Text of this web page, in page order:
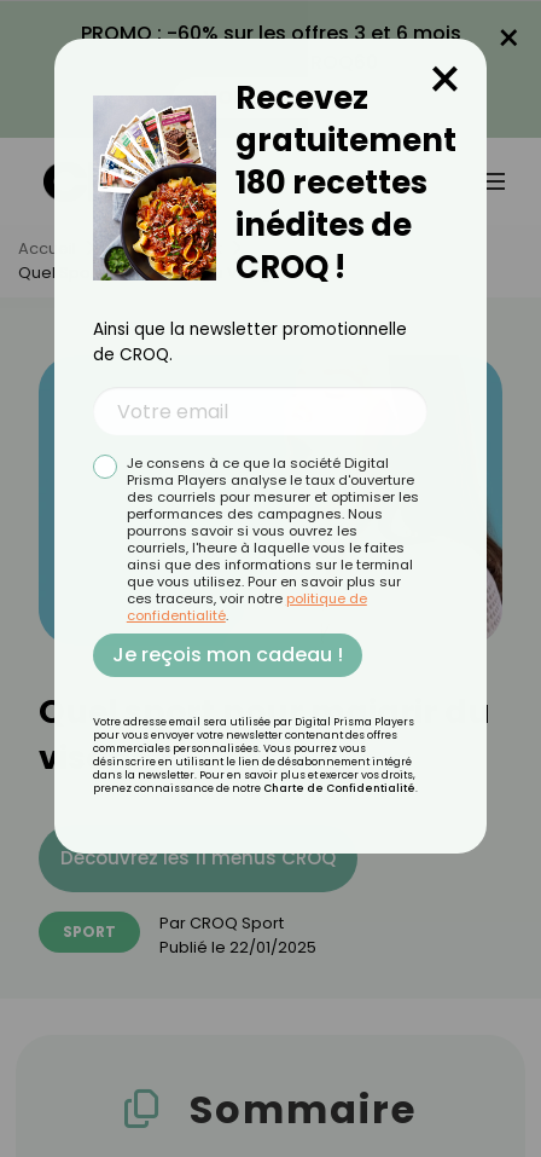
PROMO : -60% sur les offres 3 et 6 mois
VOIR LA PROMO
×
Accueil Actus
Sport
Quel Sport Pour Maigrir Du Visage ?
Quel sport pour maigrir du
visage ?
Découvrez les 11 menus CROQ
SPORT Par CROQ Sport
Publié le 22/01/2025
Sommaire
Recevez
gratuitement
180 recettes
inédites de
CROQ !
×
Ainsi que la newsletter promotionnelle
de CROQ.
Je consens à ce que la société Digital
Prisma Players analyse le taux d'ouverture
des courriels pour mesurer et optimiser les
performances des campagnes. Nous
pourrons savoir si vous ouvrez les
courriels, l'heure à laquelle vous le faites
ainsi que des informations sur le terminal
que vous utilisez. Pour en savoir plus sur
ces traceurs, voir notre politique de
confidentialité.
Je reçois mon cadeau !
Votre adresse email sera utilisée par Digital Prisma Players
pour vous envoyer votre newsletter contenant des offres
commerciales personnalisées. Vous pourrez vous
désinscrire en utilisant le lien de désabonnement intégré
dans la newsletter. Pour en savoir plus et exercer vos droits,
prenez connaissance de notre Charte de Confidentialité.